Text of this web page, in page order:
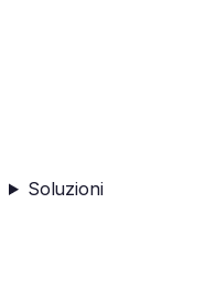
Soluzioni